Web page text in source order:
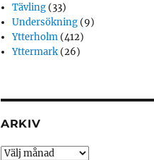
Tävling (33)
Undersökning (9)
Ytterholm (412)
Yttermark (26)
ARKIV
Arkiv